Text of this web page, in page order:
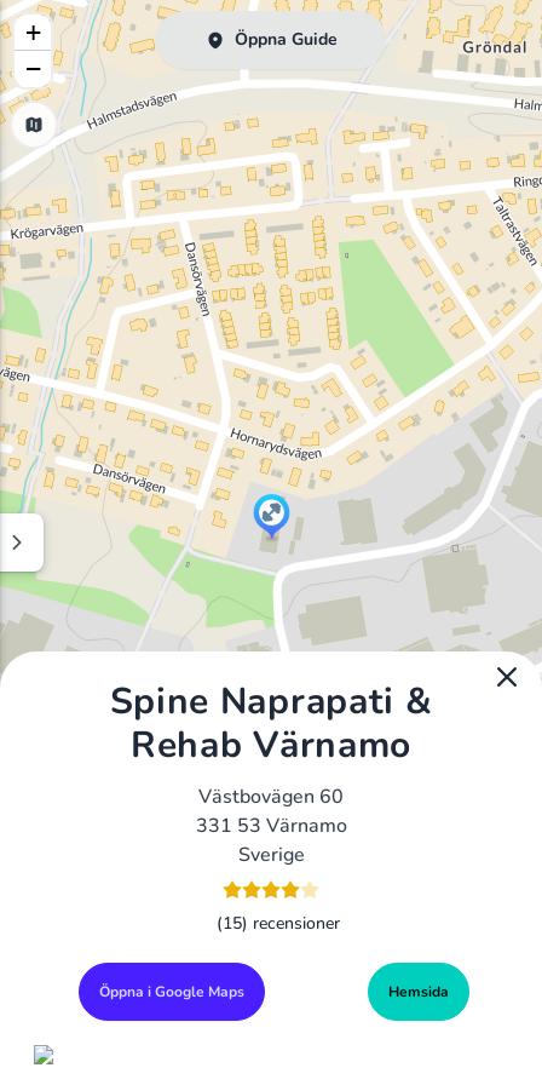
Öppna Guide
+
−
Spine Naprapati &
Rehab Värnamo
Västbovägen 60
331 53 Värnamo
Sverige
(15) recensioner
Öppna i Google Maps Hemsida